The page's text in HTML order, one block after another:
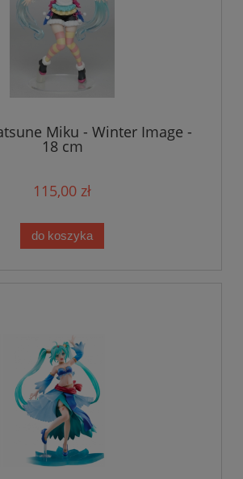
Miku - Winter Image -
18 cm
115,00 zł
do koszyka